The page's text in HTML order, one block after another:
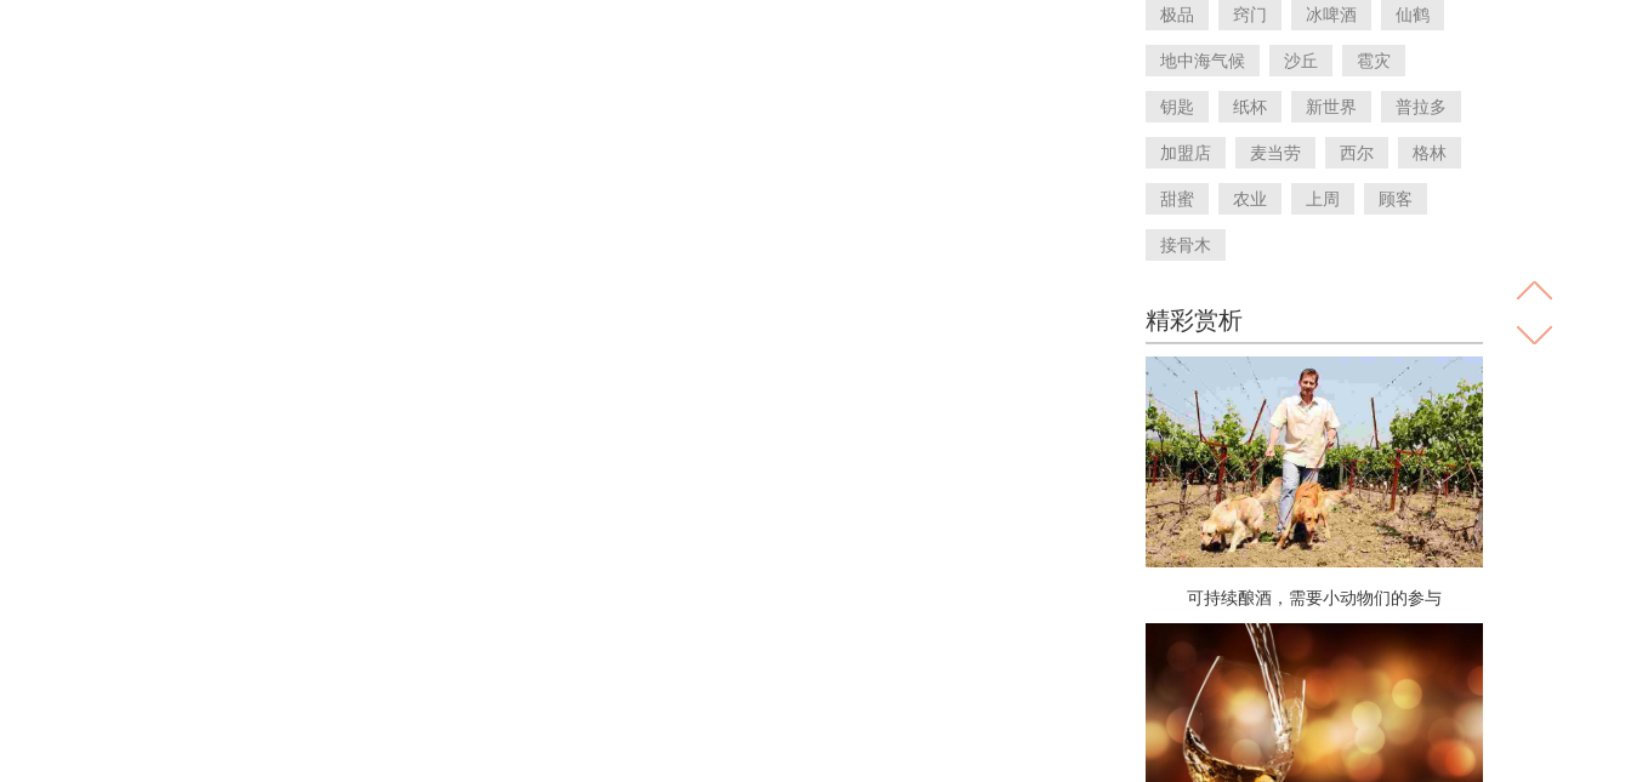
极品 窍门 冰啤酒 仙鹤
地中海气候 沙丘 雹灾
钥匙 纸杯 新世界 普拉多
加盟店 麦当劳 西尔 格林
甜蜜 农业 上周 顾客
接骨木
精彩赏析
可持续酿酒，需要小动物们的参与